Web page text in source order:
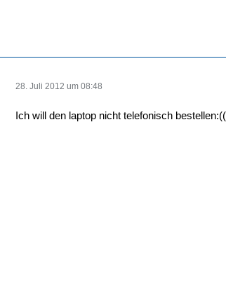
28. Juli 2012 um 08:48
Ich will den laptop nicht telefonisch